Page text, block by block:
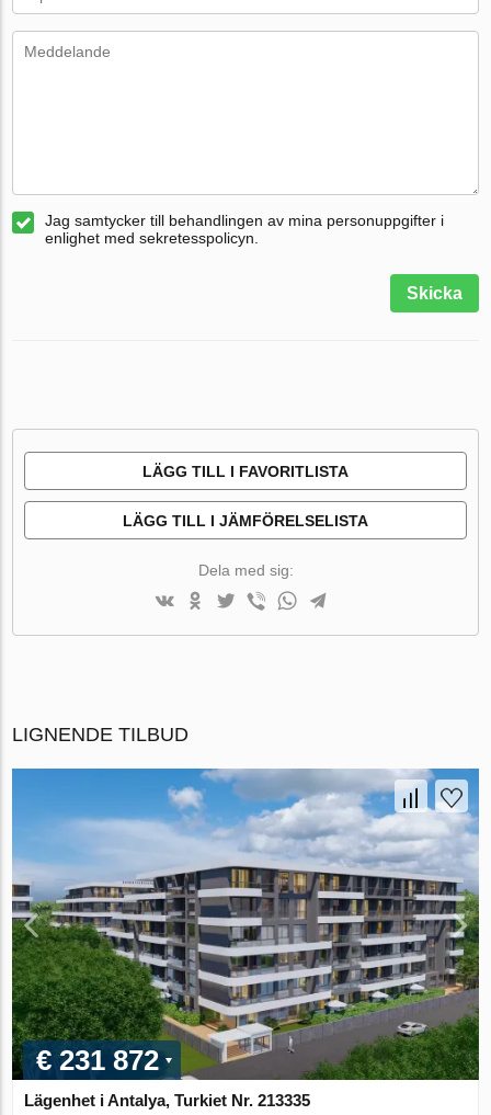
Jag samtycker till behandlingen av mina personuppgifter i
enlighet med sekretesspolicyn.
Skicka
LÄGG TILL I FAVORITLISTA
LÄGG TILL I JÄMFÖRELSELISTA
Dela med sig:
LIGNENDE TILBUD
€ 231 872
Lägenhet i Antalya, Turkiet Nr. 213335